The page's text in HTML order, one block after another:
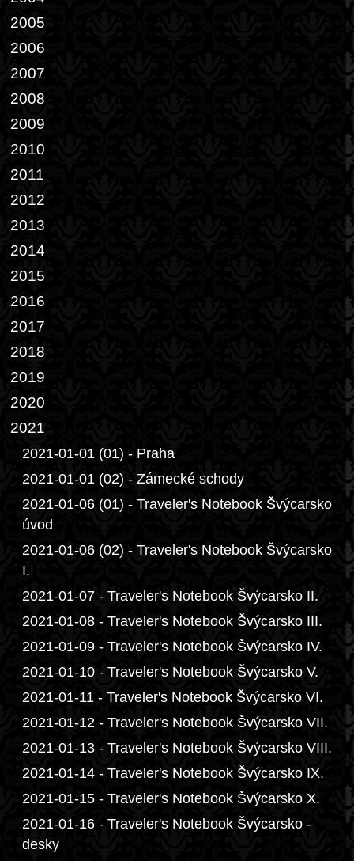
2005
2006
2007
2008
2009
2010
2011
2012
2013
2014
2015
2016
2017
2018
2019
2020
2021
2021-01-01 (01) - Praha
2021-01-01 (02) - Zámecké schody
2021-01-06 (01) - Traveler's Notebook Švýcarsko
úvod
2021-01-06 (02) - Traveler's Notebook Švýcarsko
I.
2021-01-07 - Traveler's Notebook Švýcarsko II.
2021-01-08 - Traveler's Notebook Švýcarsko III.
2021-01-09 - Traveler's Notebook Švýcarsko IV.
2021-01-10 - Traveler's Notebook Švýcarsko V.
2021-01-11 - Traveler's Notebook Švýcarsko VI.
2021-01-12 - Traveler's Notebook Švýcarsko VII.
2021-01-13 - Traveler's Notebook Švýcarsko VIII.
2021-01-14 - Traveler's Notebook Švýcarsko IX.
2021-01-15 - Traveler's Notebook Švýcarsko X.
2021-01-16 - Traveler's Notebook Švýcarsko -
desky